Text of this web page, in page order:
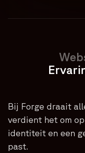
Bij Forge draait
verdient het om
identiteit en een
past.